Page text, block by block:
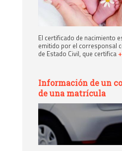
El certificado de nacimiento
emitido por el corresponsal
de Estado Civil, que certifica +
Información de un
de una matrícula